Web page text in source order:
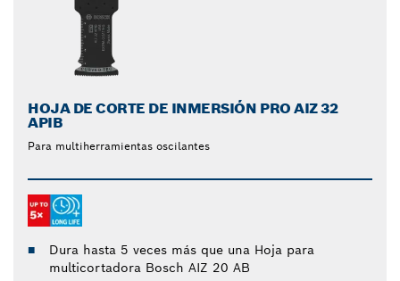
HOJA DE CORTE DE INMERSIÓN PRO AIZ 32
APIB
Para multiherramientas oscilantes
Dura hasta 5 veces más que una Hoja para
multicortadora Bosch AIZ 20 AB